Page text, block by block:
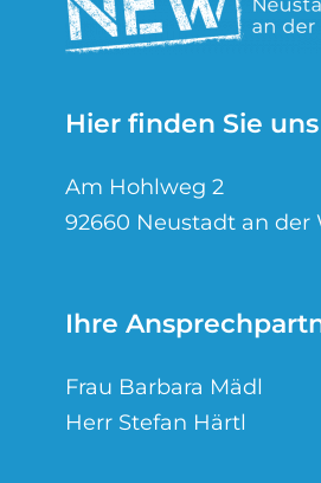
Hier finden Sie uns
Am Hohlweg 2
92660 Neustadt an der
Ihre
Frau Barbara Mädl
Herr Stefan Härtl